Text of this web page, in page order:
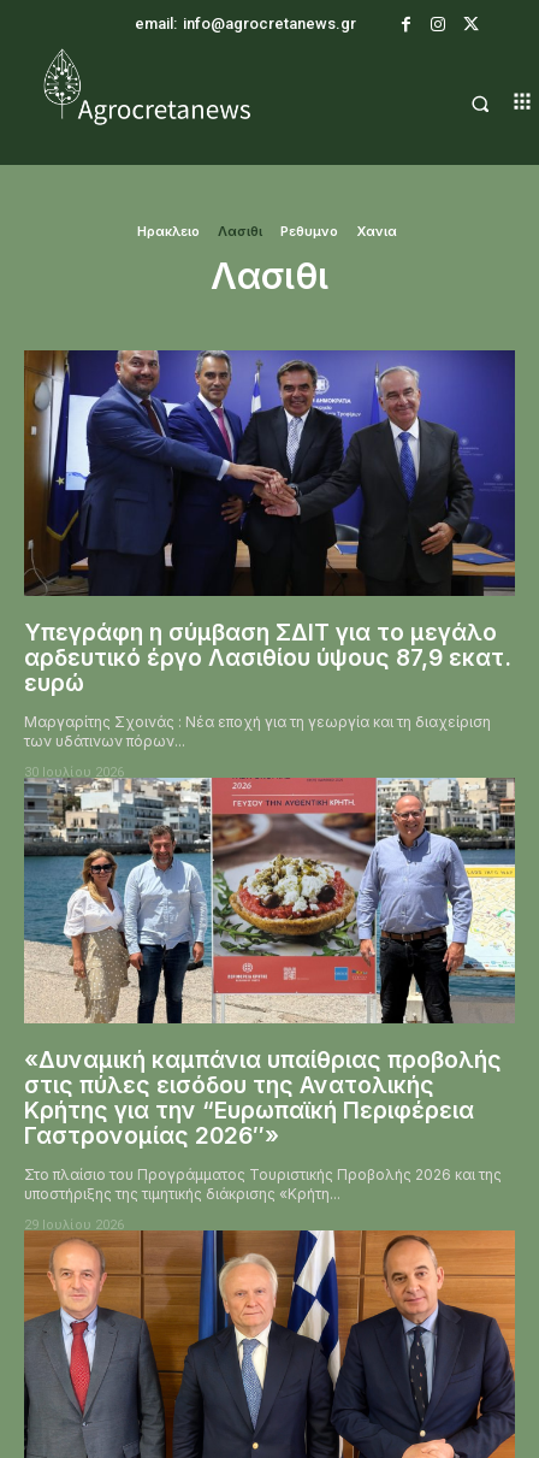
email: info@agrocretanews.gr
Ηρακλειο Λασιθι Ρεθυμνο Χανια
Λασιθι
Υπεγράφη η σύμβαση ΣΔΙΤ για το μεγάλο
αρδευτικό έργο Λασιθίου ύψους 87,9 εκατ.
ευρώ
Μαργαρίτης Σχοινάς : Νέα εποχή για τη γεωργία και τη διαχείριση
των υδάτινων πόρων...
30 Ιουλίου 2026
«Δυναμική καμπάνια υπαίθριας προβολής
στις πύλες εισόδου της Ανατολικής
Κρήτης για την “Ευρωπαϊκή Περιφέρεια
Γαστρονομίας 2026″»
Στο πλαίσιο του Προγράμματος Τουριστικής Προβολής 2026 και της
υποστήριξης της τιμητικής διάκρισης «Κρήτη...
29 Ιουλίου 2026